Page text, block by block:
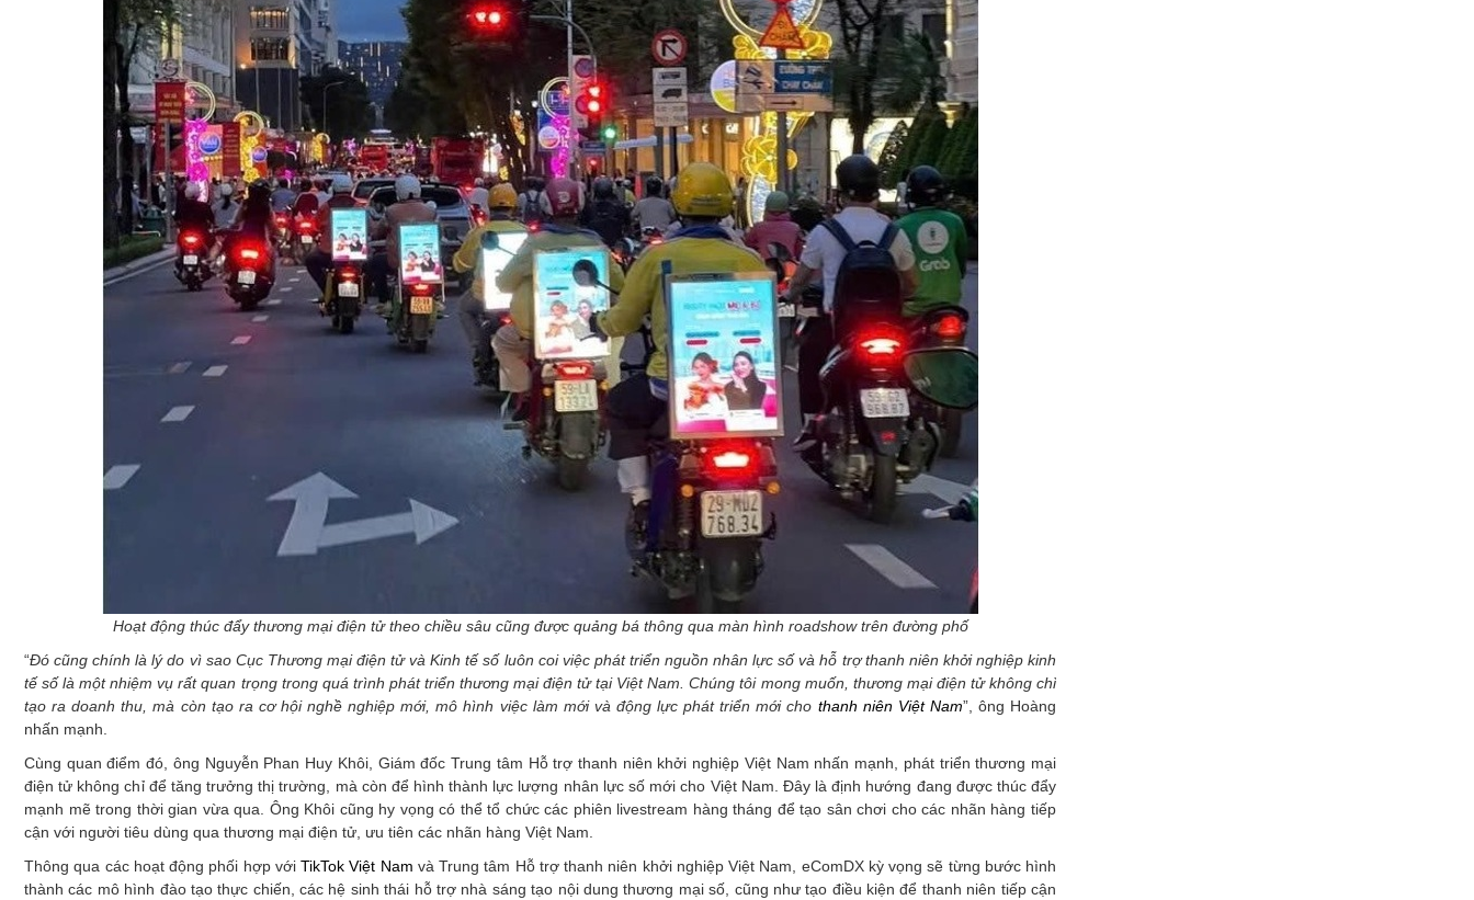
Hoạt động thúc đẩy thương mại điện tử theo chiều sâu cũng được quảng bá thông qua màn hình roadshow trên đường phố
“Đó cũng chính là lý do vì sao Cục Thương mại điện tử và Kinh tế số luôn coi việc phát triển nguồn nhân lực số và hỗ trợ thanh niên khởi nghiệp kinh
tế số là một nhiệm vụ rất quan trọng trong quá trình phát triển thương mại điện tử tại Việt Nam. Chúng tôi mong muốn, thương mại điện tử không chỉ
tạo ra doanh thu, mà còn tạo ra cơ hội nghề nghiệp mới, mô hình việc làm mới và động lực phát triển mới cho thanh niên Việt Nam”, ông Hoàng
nhấn mạnh.
Cùng quan điểm đó, ông Nguyễn Phan Huy Khôi, Giám đốc Trung tâm Hỗ trợ thanh niên khởi nghiệp Việt Nam nhấn mạnh, phát triển thương mại
điện tử không chỉ để tăng trưởng thị trường, mà còn để hình thành lực lượng nhân lực số mới cho Việt Nam. Đây là định hướng đang được thúc đẩy
mạnh mẽ trong thời gian vừa qua. Ông Khôi cũng hy vọng có thể tổ chức các phiên livestream hàng tháng để tạo sân chơi cho các nhãn hàng tiếp
cận với người tiêu dùng qua thương mại điện tử, ưu tiên các nhãn hàng Việt Nam.
Thông qua các hoạt động phối hợp với TikTok Việt Nam và Trung tâm Hỗ trợ thanh niên khởi nghiệp Việt Nam, eComDX kỳ vọng sẽ từng bước hình
thành các mô hình đào tạo thực chiến, các hệ sinh thái hỗ trợ nhà sáng tạo nội dung thương mại số, cũng như tạo điều kiện để thanh niên tiếp cận